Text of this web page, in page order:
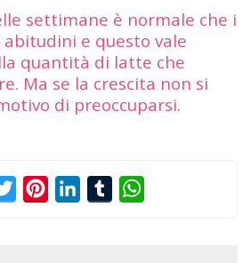
settimane è normale che i
e questo vale
quantità di latte che
Ma se la crescita non si
di preoccuparsi.
TwitterPinterestLinkedInTumblr